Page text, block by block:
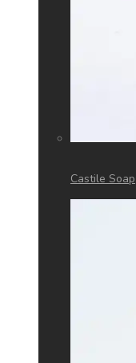
Castile Soap